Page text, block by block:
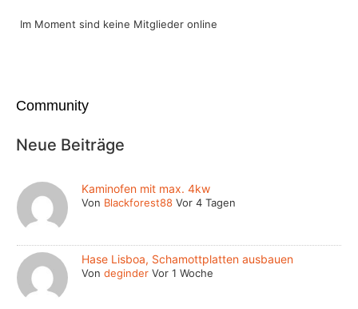
Im Moment sind keine Mitglieder online
Community
Neue Beiträge
Kaminofen mit max. 4kw
Von Blackforest88 Vor 4 Tagen
Hase Lisboa, Schamottplatten ausbauen
Vondeginder Vor 1 Woche